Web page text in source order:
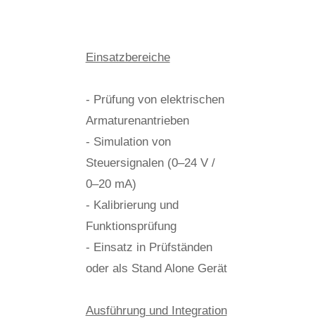
Einsatzbereiche
- Prüfung von elektrischen
Armaturenantrieben
- Simulation von
Steuersignalen (0–24 V /
0–20 mA)
- Kalibrierung und
Funktionsprüfung
- Einsatz in Prüfständen
oder als Stand Alone Gerät
Ausführung und Integration